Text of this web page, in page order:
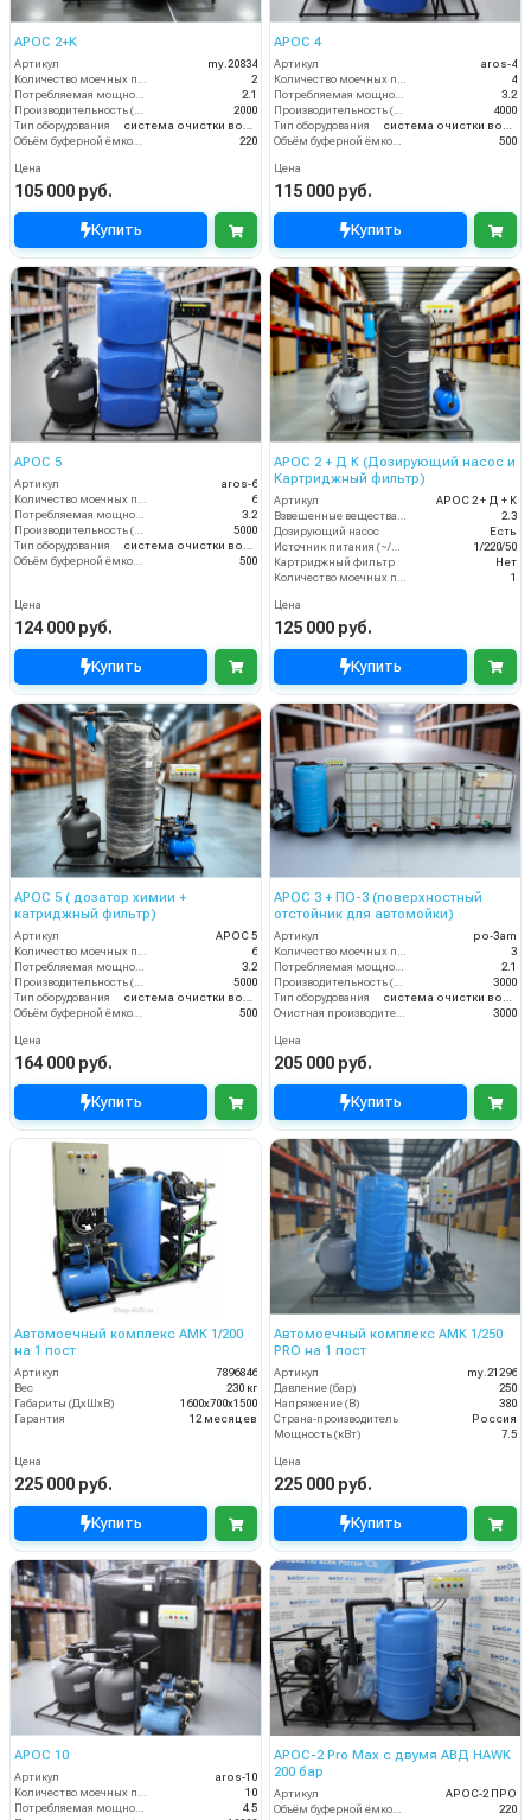
АРОС 2+K
Артикул
my.20834
Количество моечных постов (шт)
2
Потребляемая мощность (кВт)
2.1
Производительность (л/ч)
2000
Тип оборудования
система очистки воды
Объём буферной ёмкости (л)
220
Цена
105 000 руб.
Купить
АРОС 4
Артикул
aros-4
Количество моечных постов (шт)
4
Потребляемая мощность (кВт)
3.2
Производительность (л/ч)
4000
Тип оборудования
система очистки воды
Объём буферной ёмкости (л)
500
Цена
115 000 руб.
Купить
АРОС 5
Артикул
aros-6
6
3.2
5000
Тип оборудования
500
Цена
124 000 руб.
Купить
АРОС 2 + Д К (Дозирующий насос и
Картриджный фильтр)
Артикул
АРОС 2 + Д + К
2.3
Дозирующий насос
Есть
1/220/50
Картриджный фильтр
Нет
1
Цена
125 000 руб.
Купить
АРОС 5 ( дозатор химии +
катриджный фильтр)
Артикул
АРОС 5
Количество моечных постов (шт)
6
Потребляемая мощность (кВт)
3.2
Производительность (л/ч)
5000
Тип оборудования
система очистки воды
Объём буферной ёмкости (л)
500
Цена
164 000 руб.
Купить
АРОС 3 + ПО-3 (поверхностный
отстойник для автомойки)
Артикул
po-3am
Количество моечных постов (шт)
3
Потребляемая мощность (кВт)
2.1
Производительность (л/ч)
3000
Тип оборудования
система очистки воды
Очистная производительность (л/ч)
3000
Цена
205 000 руб.
Купить
Автомоечный комплекс АМК 1/200
на 1 пост
Артикул
7896846
Вес
230 кг
Габариты (ДхШхВ)
1600х700х1500
Гарантия
12 месяцев
Цена
225 000 руб.
Купить
Автомоечный комплекс АМК 1/250
PRO на 1 пост
Артикул
my.21296
Давление (бар)
250
Напряжение (В)
380
Страна-производитель
Россия
Мощность (кВт)
7.5
Цена
225 000 руб.
Купить
АРОС 10
Артикул
aros-10
10
4.5
АРОС-2 Pro Max с двумя АВД HAWK
200 бар
Артикул
АРОС-2 ПРО
220